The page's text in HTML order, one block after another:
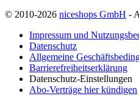
© 2010-2026 niceshops GmbH -
Impressum und
Datenschutz
Allgemeine
Barrierefreiheitserklärung
Datenschutz-Einstellungen
Abo-Verträge hier kündigen